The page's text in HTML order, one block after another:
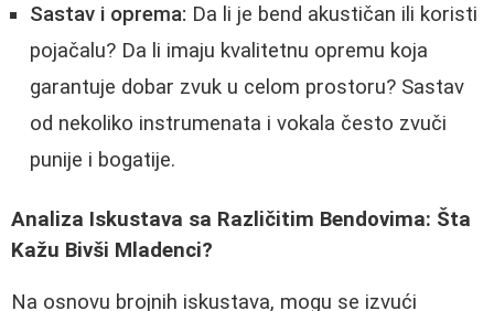
Sastav i oprema: Da li je bend akustičan ili koristi
pojačalu? Da li imaju kvalitetnu opremu koja
garantuje dobar zvuk u celom prostoru? Sastav
od nekoliko instrumenata i vokala često zvuči
punije i bogatije.
Analiza Iskustava sa Različitim Bendovima: Šta
Kažu Bivši Mladenci?
Na osnovu brojnih iskustava, mogu se izvući